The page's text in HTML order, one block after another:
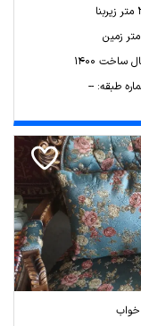
زمین
ساخت 1400
طبقه: --